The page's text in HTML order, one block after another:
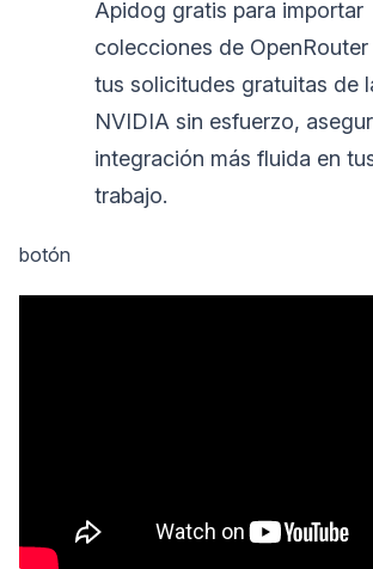
Apidog gratis para importar
colecciones de
tus solicitudes gratuitas de
NVIDIA sin esfuerzo,
integración más fluida en
trabajo.
botón